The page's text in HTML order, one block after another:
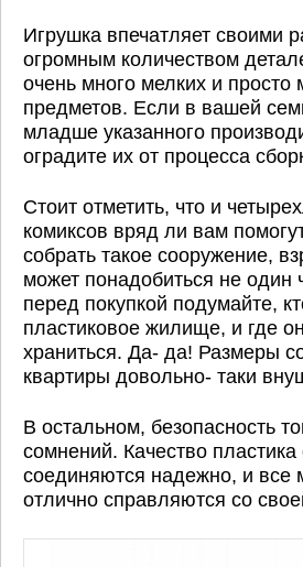
Игрушка впечатляет своими
огромным количеством
очень много мелких и просто
предметов. Если в вашей
младше указанного
оградите их от процесса
Стоит отметить, что и
комиксов вряд ли вам
собрать такое сооружение,
может понадобиться не один
перед покупкой подумайте,
пластиковое жилище, и где
храниться. Да- да! Размеры
квартиры довольно- таки
В остальном, безопасность
сомнений. Качество
соединяются надежно, и все
отлично справляются со